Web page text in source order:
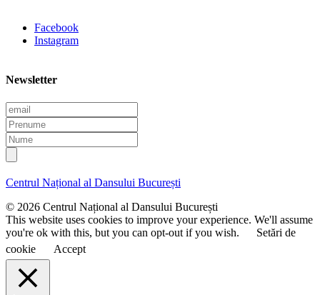
Facebook
Instagram
Newsletter
E
m
a
i
l
P
r
e
n
m
N
u
m
e
Centrul Național al Dansului București
© 2026 Centrul Național al Dansului București
This website uses cookies to improve your experience. We'll assume
you're ok with this, but you can opt-out if you wish.
Setări de
cookie
Accept